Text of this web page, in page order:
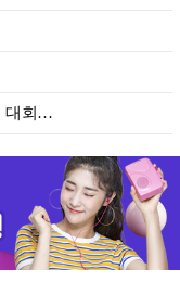
대회…